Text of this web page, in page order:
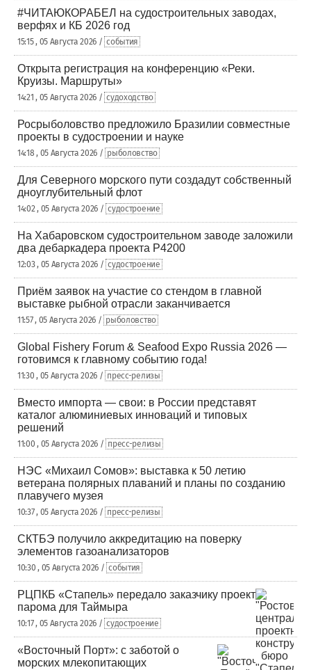
#ЧИТАЮКОРАБЕЛ на судостроительных заводах,
верфях и КБ 2026 год
15:15 , 05 Августа 2026 / события
Открыта регистрация на конференцию «Реки.
Круизы. Маршруты»
14:21 , 05 Августа 2026 / судоходство
Росрыболовство предложило Бразилии совместные
проекты в судостроении и науке
14:18 , 05 Августа 2026 / рыболовство
Для Северного морского пути создадут собственный
дноуглубительный флот
14:02 , 05 Августа 2026 / судостроение
На Хабаровском судостроительном заводе заложили
два дебаркадера проекта Р4200
12:03 , 05 Августа 2026 / судостроение
Приём заявок на участие со стендом в главной
выставке рыбной отрасли заканчивается
11:57 , 05 Августа 2026 / рыболовство
Global Fishery Forum & Seafood Expo Russia 2026 —
готовимся к главному событию года!
11:30 , 05 Августа 2026 / пресс-релизы
Вместо импорта — свои: в России представят
каталог алюминиевых инноваций и типовых
решений
11:00 , 05 Августа 2026 / пресс-релизы
НЭС «Михаил Сомов»: выставка к 50 летию
ветерана полярных плаваний и планы по созданию
плавучего музея
10:37 , 05 Августа 2026 / пресс-релизы
СКТБЭ получило аккредитацию на поверку
элементов газоанализаторов
10:30 , 05 Августа 2026 / события
РЦПКБ «Стапель» передало заказчику проект
парома для Таймыра
10:17 , 05 Августа 2026 / судостроение
«Восточный Порт»: с заботой о
морских млекопитающих